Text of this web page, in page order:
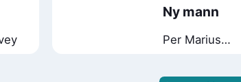
Ny mann
Per Marius